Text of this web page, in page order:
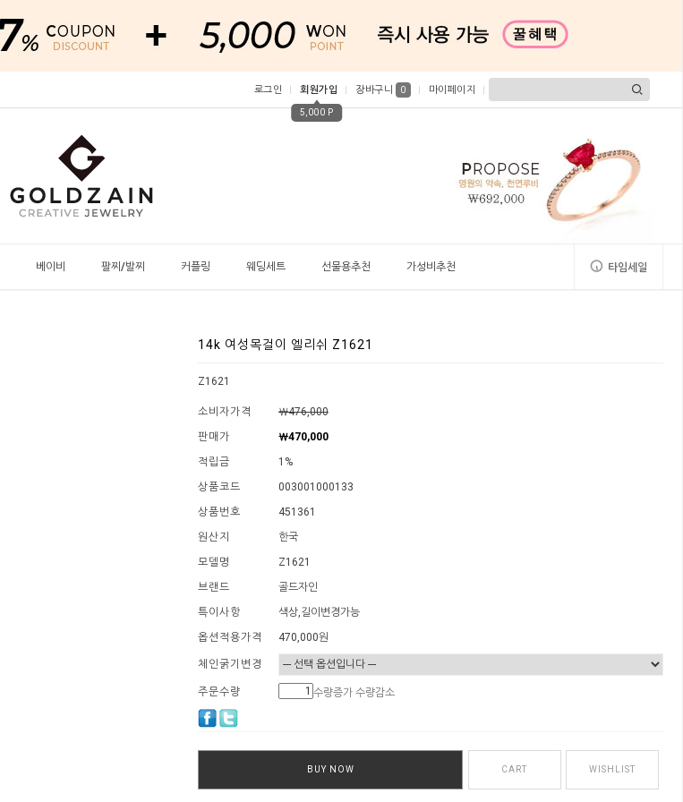
로그인 회원가입
5,000 P
장바구니 0 마이페이지
베이비 팔찌/발찌 커플링 웨딩세트 선물용추천 가성비추천 타임세일
14k 여성목걸이 엘리쉬 Z1621
Z1621
소비자가격
￦476,000
판매가
￦470,000
적립금
1%
상품코드
003001000133
상품번호
451361
원산지
한국
모델명
Z1621
브랜드
골드자인
특이사항
색상,길이변경가능
옵션적용가격
470,000원
체인굵기변경
주문수량 수량증가 수량감소
BUY NOW CART WISHLIST